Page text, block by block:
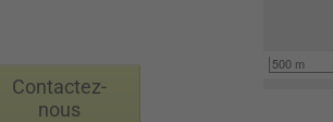
Contactez-
nous
500 m